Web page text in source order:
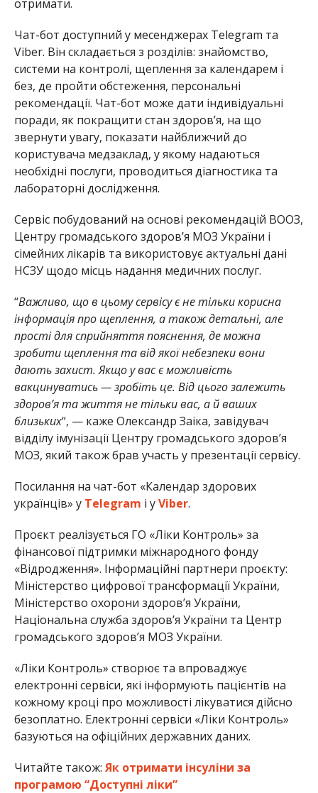
отримати.
Чат-бот доступний у месенджерах Telegram та
Viber. Він складається з розділів: знайомство,
системи на контролі, щеплення за календарем і
без, де пройти обстеження, персональні
рекомендації. Чат-бот може дати індивідуальні
поради, як покращити стан здоров’я, на що
звернути увагу, показати найближчий до
користувача медзаклад, у якому надаються
необхідні послуги, проводиться діагностика та
лабораторні дослідження.
Сервіс побудований на основі рекомендацій ВООЗ,
Центру громадського здоров’я МОЗ України і
сімейних лікарів та використовує актуальні дані
НСЗУ щодо місць надання медичних послуг.
“Важливо, що в цьому сервісу є не тільки корисна
інформація про щеплення, а також детальні, але
прості для сприйняття пояснення, де можна
зробити щеплення та від якої небезпеки вони
дають захист. Якщо у вас є можливість
вакцинуватись — зробіть це. Від цього залежить
здоров’я та життя не тільки вас, а й ваших
близьких“, — каже Олександр Заіка, завідувач
відділу імунізації Центру громадського здоров’я
МОЗ, який також брав участь у презентації сервісу.
Посилання на чат-бот «Календар здорових
українців» у Telegram і уViber.
Проєкт реалізується ГО «Ліки Контроль» за
фінансової підтримки міжнародного фонду
«Відродження». Інформаційні партнери проєкту:
Міністерство цифрової трансформації України,
Міністерство охорони здоров’я України,
Національна служба здоров’я України та Центр
громадського здоров’я МОЗ України.
«Ліки Контроль» створює та впроваджує
електронні сервіси, які інформують пацієнтів на
кожному кроці про можливості лікуватися дійсно
безоплатно. Електронні сервіси «Ліки Контроль»
базуються на офіційних державних даних.
Читайте також: Як отримати інсуліни за
програмою “Доступні ліки”